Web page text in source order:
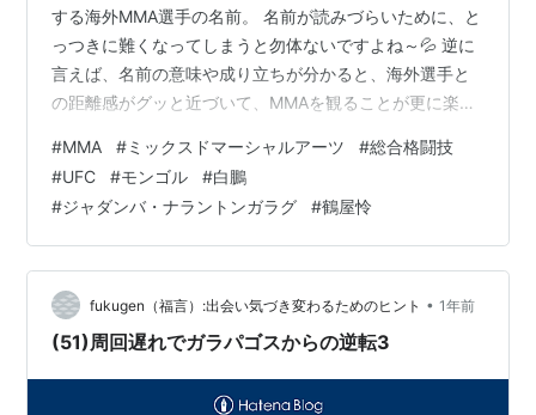
する海外MMA選手の名前。 名前が読みづらいために、と
っつきに難くなってしまうと勿体ないですよね～💦 逆に
言えば、名前の意味や成り立ちが分かると、海外選手と
の距離感がグッと近づいて、MMAを観ることが更に楽し
にフィーチャーしてみたいと思います！ NO LET UP
FROM NYAMJARGAL TUMENDEMBEREL TO END IT 💥
😳Now THAT'S how you kick off the #RoadToUFC
semifinals!!! pic.twitter.com/…
#MMA #ミックスドマーシャルアーツ #総合格闘技
#UFC #モンゴル #白鵬
#ジャダンバ・ナラントンガラグ #鶴屋怜
fukugen（福言）:出会い気づき変わるためのヒント • 1年前
(51)周回遅れでガラパゴスからの逆転3